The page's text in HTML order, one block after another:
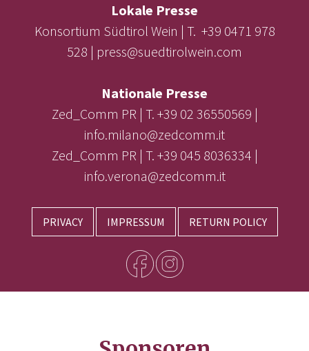
Lokale Presse
Konsortium Südtirol Wein | T. +39 0471 978
528 | press@suedtirolwein.com
Nationale Presse
Zed_Comm PR | T. +39 02 36550569 |
info.milano@zedcomm.it
Zed_Comm PR | T. +39 045 8036334 |
info.verona@zedcomm.it
PRIVACY IMPRESSUM RETURN POLICY